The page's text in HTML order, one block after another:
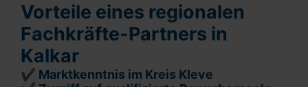
Vorteile eines regionalen
Fachkräfte-Partners in
Kalkar
✔ Marktkenntnis im Kreis Kleve